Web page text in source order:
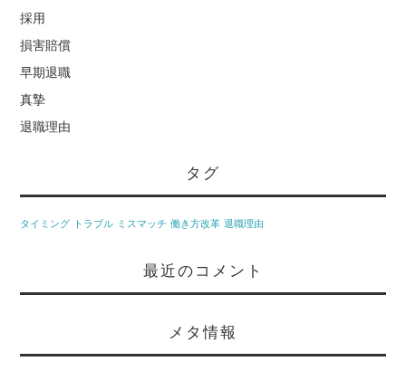
採用
損害賠償
早期退職
真摯
退職理由
タグ
タイミング トラブル ミスマッチ 働き方改革 退職理由
最近のコメント
メタ情報